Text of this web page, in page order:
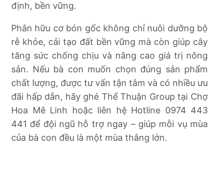
định, bền vững.
Phân hữu cơ bón gốc không chỉ nuôi dưỡng bộ
rễ khỏe, cải tạo đất bền vững mà còn giúp cây
tăng sức chống chịu và nâng cao giá trị nông
sản. Nếu bà con muốn chọn đúng sản phẩm
chất lượng, được tư vấn tận tâm và có nhiều ưu
đãi hấp dẫn, hãy ghé Thể Thuận Group tại Chợ
Hoa Mê Linh hoặc liên hệ Hotline 0974 443
441 để đội ngũ hỗ trợ ngay – giúp mỗi vụ mùa
của bà con đều là một mùa thắng lớn.